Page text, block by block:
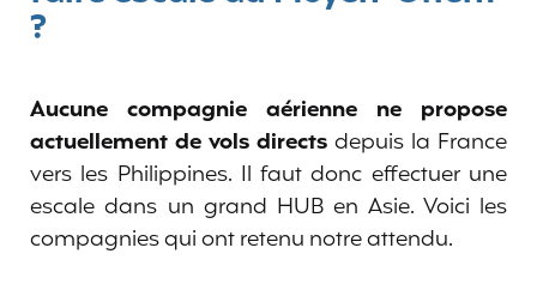
?
Aucune compagnie aérienne ne propose
actuellement de vols directs depuis la France
vers les Philippines. Il faut donc effectuer une
escale dans un grand HUB en Asie. Voici les
compagnies qui ont retenu notre attendu.